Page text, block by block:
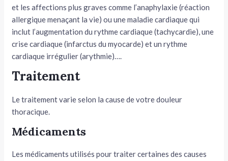
et les affections plus graves comme l’anaphylaxie (réaction
allergique menaçant la vie) ou une maladie cardiaque qui
inclut l’augmentation du rythme cardiaque (tachycardie), une
crise cardiaque (infarctus du myocarde) et un rythme
cardiaque irrégulier (arythmie)….
Traitement
Le traitement varie selon la cause de votre douleur
thoracique.
Médicaments
Les médicaments utilisés pour traiter certaines des causes